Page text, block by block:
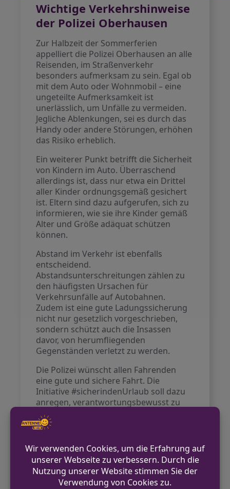
Wichtige Verkehrshinweise
der Polizei Oberhausen
Zur Halbzeit der Sommerferien
appelliert die Polizei Oberhausen an alle
Reisenden, im Straßenverkehr
besonders aufmerksam zu sein. Egal ob
mit dem Auto oder Wohnmobil – eine
ungeteilte Aufmerksamkeit ist
unerlässlich, um Unfälle zu vermeiden.
Jegliche Ablenkungen, sei es durch das
Handy oder andere Störungen, erhöhen
das Risiko erheblich.
Ein weiterer Punkt betrifft die Sicherheit
von Kindern im Auto. Überraschend
allerdings ist, dass nur etwa ein Drittel
aller Kinder ordnungsgemäß gesichert
ist. Eltern sind dazu aufgerufen, sich zu
informieren, wie sie ihre Kinder gemäß
Alter und Größe adäquat schützen
können.
Abstand im Verkehr ist ebenfalls
entscheidend.
Abstandsunterschreitungen zählen zu
den häufigsten Ursachen für
Verkehrsunfälle auf Autobahnen.
Zudem ist eine gute Ladungssicherung
nicht nur gesetzlich vorgeschrieben,
sondern schützt auch die Insassen
davor, von herumfliegenden
Gegenständen verletzt zu werden.
Die Polizei wünscht allen Fahrenden
eine gute und sichere Fahrt. Die
Initiative #sicherindenUrlaub soll dazu
anregen, verantwortungsbewusst zu
handeln.
Pressestelle
Polizei Oberhausen
0208 826 22 22